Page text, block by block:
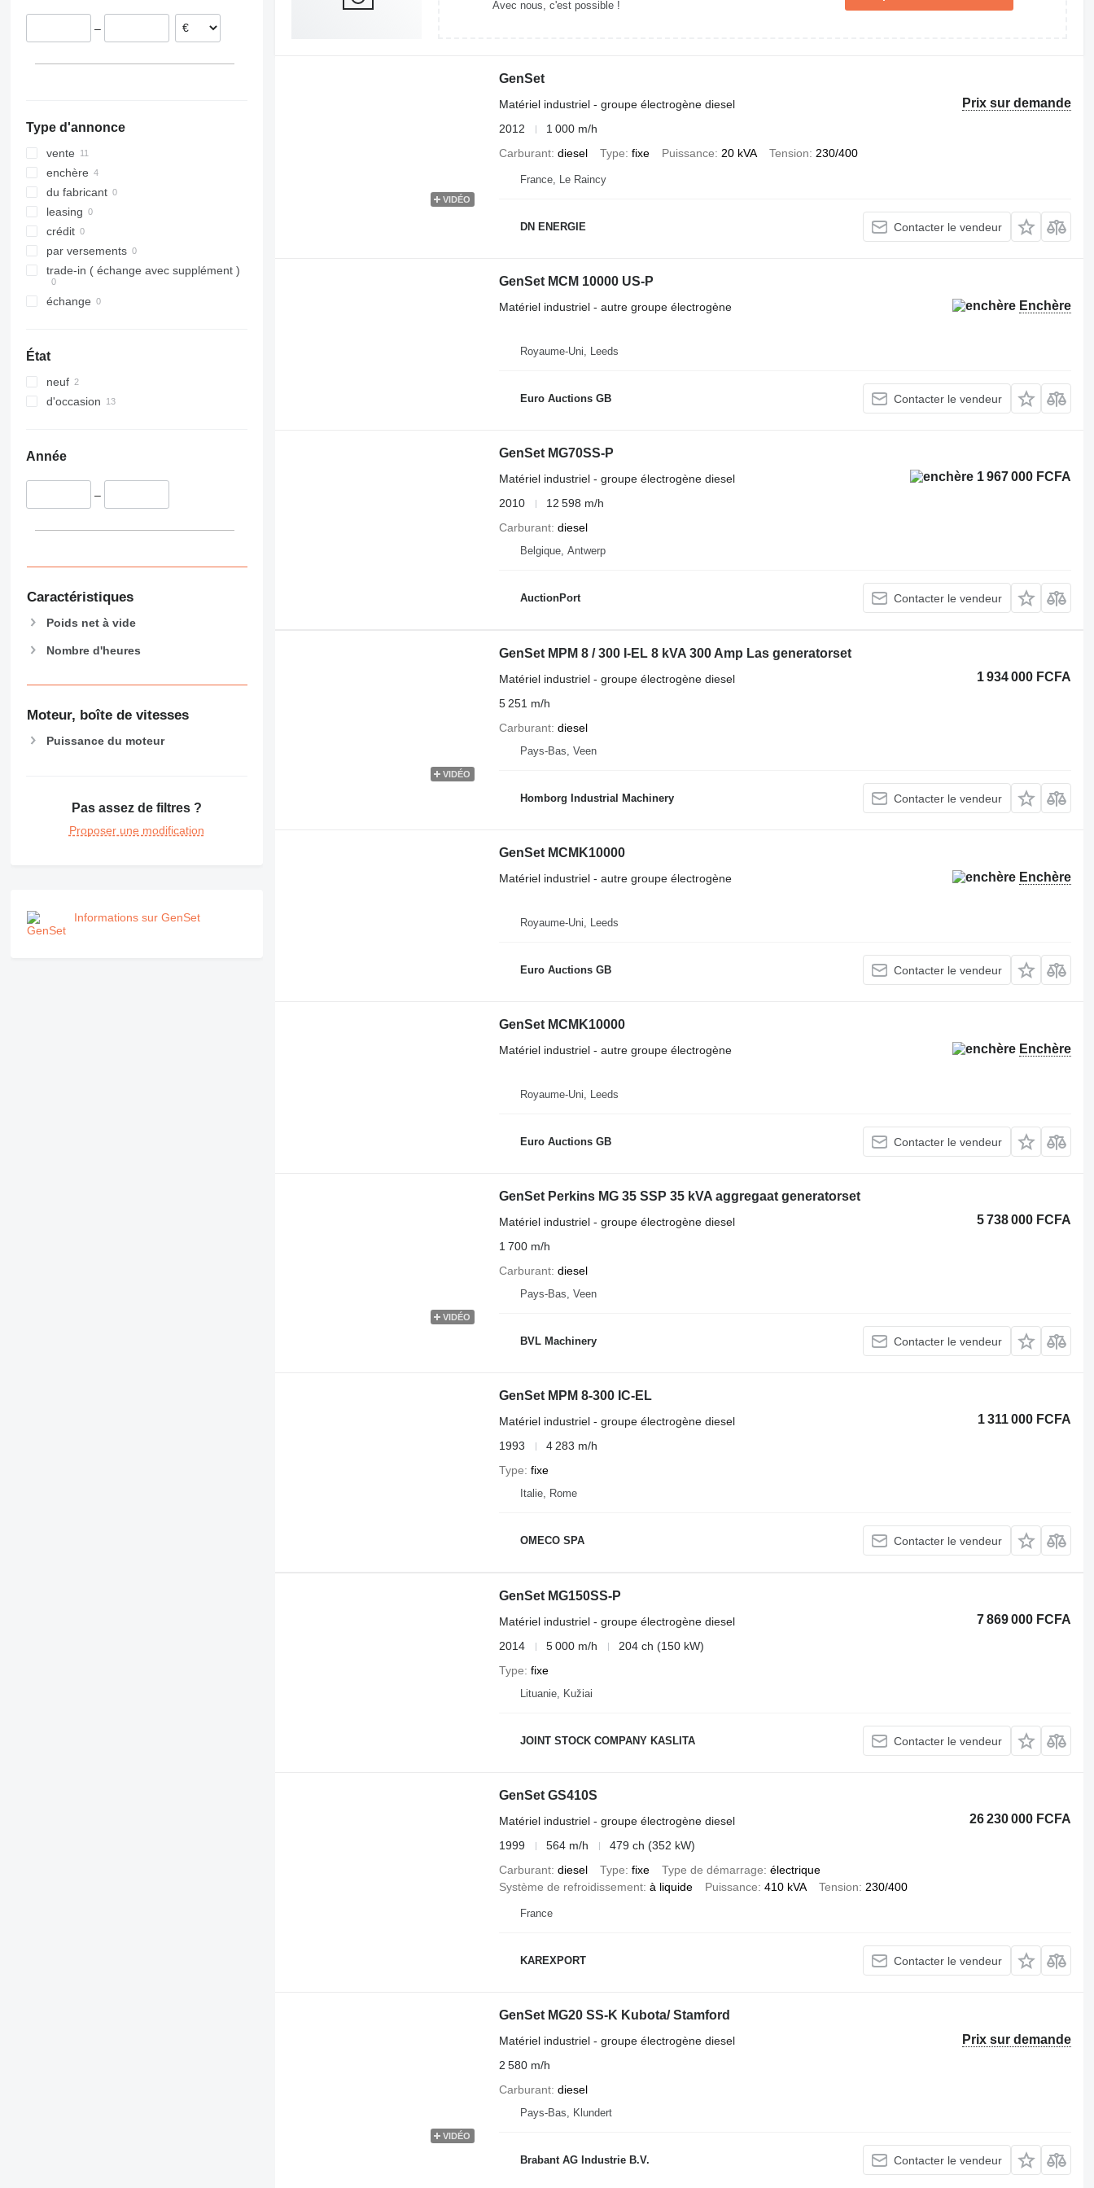
Italie
Lituanie
–
Type d'annonce
vente
enchère
du fabricant
leasing
crédit
par versements
trade-in ( échange avec supplément )
échange
État
neuf
d'occasion
Année
–
Caractéristiques
Poids net à vide
Nombre d'heures
Moteur, boîte de vitesses
Puissance du moteur
Pas assez de filtres ?
Proposer une modification
Informations sur GenSet
Avec nous, c'est possible !
VIDÉO
GenSet
Prix sur demande
Matériel industriel - groupe électrogène diesel
2012
1 000 m/h
Carburant diesel Type fixe Puissance 20 kVA Tension 230/400
France, Le Raincy
DN ENERGIE Contacter le vendeur
GenSet MCM 10000 US-P
Enchère
Matériel industriel - autre groupe électrogène
Royaume-Uni, Leeds
Euro Auctions GB Contacter le vendeur
GenSet MG70SS-P
1 967 000 FCFA
Matériel industriel - groupe électrogène diesel
2010
12 598 m/h
Carburant diesel
Belgique, Antwerp
AuctionPort Contacter le vendeur
VIDÉO
GenSet MPM 8 / 300 I-EL 8 kVA 300 Amp Las generatorset
1 934 000 FCFA
Matériel industriel - groupe électrogène diesel
5 251 m/h
Carburant diesel
Pays-Bas, Veen
Homborg Industrial Machinery Contacter le vendeur
GenSet MCMK10000
Enchère
Matériel industriel - autre groupe électrogène
Royaume-Uni, Leeds
Euro Auctions GB Contacter le vendeur
GenSet MCMK10000
Enchère
Matériel industriel - autre groupe électrogène
Royaume-Uni, Leeds
Euro Auctions GB Contacter le vendeur
VIDÉO
GenSet Perkins MG 35 SSP 35 kVA aggregaat generatorset
5 738 000 FCFA
Matériel industriel - groupe électrogène diesel
1 700 m/h
Carburant diesel
Pays-Bas, Veen
BVL Machinery Contacter le vendeur
GenSet MPM 8-300 IC-EL
1 311 000 FCFA
Matériel industriel - groupe électrogène diesel
1993
4 283 m/h
Type fixe
Italie, Rome
OMECO SPA Contacter le vendeur
GenSet MG150SS-P
7 869 000 FCFA
Matériel industriel - groupe électrogène diesel
2014
5 000 m/h
204 ch (150 kW)
Type fixe
Lituanie, Kužiai
JOINT STOCK COMPANY KASLITA Contacter le vendeur
GenSet GS410S
26 230 000 FCFA
Matériel industriel - groupe électrogène diesel
1999
564 m/h
479 ch (352 kW)
Carburant diesel Type fixe Type de démarrage électrique
Système de refroidissement à liquide Puissance 410 kVA Tension 230/400
France
KAREXPORT Contacter le vendeur
VIDÉO
GenSet MG20 SS-K Kubota/ Stamford
Prix sur demande
Matériel industriel - groupe électrogène diesel
2 580 m/h
Carburant diesel
Pays-Bas, Klundert
Brabant AG Industrie B.V. Contacter le vendeur